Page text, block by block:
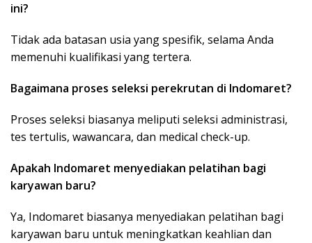
ini?
Tidak ada batasan usia yang spesifik, selama Anda
memenuhi kualifikasi yang tertera.
Bagaimana proses seleksi perekrutan di Indomaret?
Proses seleksi biasanya meliputi seleksi administrasi,
tes tertulis, wawancara, dan medical check-up.
Apakah Indomaret menyediakan pelatihan bagi
karyawan baru?
Ya, Indomaret biasanya menyediakan pelatihan bagi
karyawan baru untuk meningkatkan keahlian dan